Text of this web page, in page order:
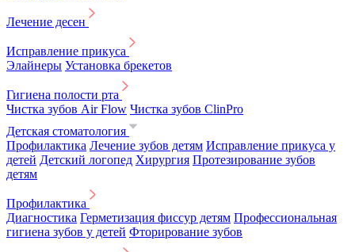
Лечение десен
Исправление прикуса
Элайнеры Установка брекетов
Гигиена полости рта
Чистка зубов Air Flow Чистка зубов ClinPro
Детская стоматология
Профилактика Лечение зубов детям Исправление прикуса у
детей Детский логопед Хирургия Протезирование зубов
детям
Профилактика
Диагностика Герметизация фиссур детям Профессиональная
гигиена зубов у детей Фторирование зубов